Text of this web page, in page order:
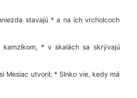
stavajú * a na ich vrcholcoch
kamzíkom, * v skalách sa skrývajú
Mesiac utvoril; * Slnko vie, kedy má